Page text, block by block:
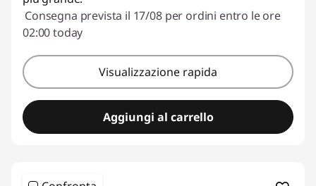
Consegna prevista il 17/08 per ordini entro le ore
02:00 today
Visualizzazione rapida
Aggiungi al carrello